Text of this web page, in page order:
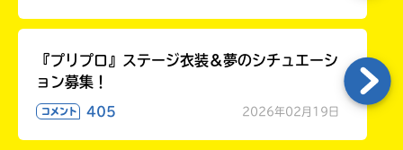
『プリプロ』ステージ衣装＆夢のシチュエーシ
ョン募集！
コメント 405 2026年02月19日